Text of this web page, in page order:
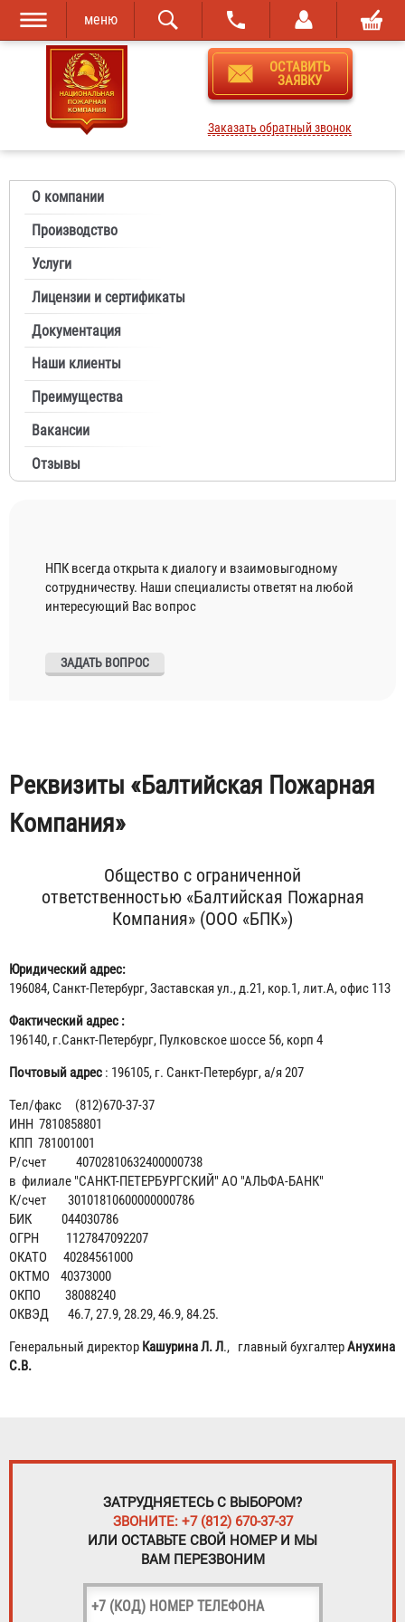
Перейти к
основному
содержанию
Skip to
navigation
меню
ОСТАВИТЬ
ЗАЯВКУ
Заказать обратный звонок
О компании
Производство
Услуги
Лицензии и сертификаты
Документация
Наши клиенты
Преимущества
Вакансии
Отзывы
НПК всегда открыта к диалогу и взаимовыгодному
сотрудничеству. Наши специалисты ответят на любой
интересующий Вас вопрос
ЗАДАТЬ ВОПРОС
Реквизиты «Балтийская Пожарная
Компания»
Общество с ограниченной
ответственностью «Балтийская Пожарная
Компания» (ООО «БПК»)
Юридический адрес:
196084, Санкт-Петербург, Заставская ул., д.21, кор.1, лит.А, офис 113
Фактический адрес :
196140, г.Санкт-Петербург, Пулковское шоссе 56, корп 4
Почтовый адрес : 196105, г. Санкт-Петербург, а/я 207
Тел/факс (812)670-37-37
ИНН 7810858801
КПП 781001001
Р/счет 40702810632400000738
в филиале "САНКТ-ПЕТЕРБУРГСКИЙ" АО "АЛЬФА-БАНК"
К/счет 30101810600000000786
БИК 044030786
ОГРН 1127847092207
ОКАТО 40284561000
ОКТМО 40373000
ОКПО 38088240
ОКВЭД 46.7, 27.9, 28.29, 46.9, 84.25.
Генеральный директор Кашурина Л. Л., главный бухгалтерАнухина
С.В.
ЗАТРУДНЯЕТЕСЬ С ВЫБОРОМ?
ЗВОНИТЕ: +7 (812) 670-37-37
ИЛИ ОСТАВЬТЕ СВОЙ НОМЕР И МЫ
ВАМ ПЕРЕЗВОНИМ